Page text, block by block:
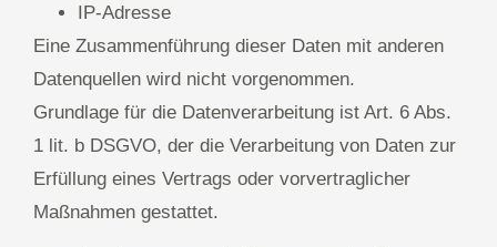
IP-Adresse
Eine Zusammenführung dieser Daten mit anderen
Datenquellen wird nicht vorgenommen.
Grundlage für die Datenverarbeitung ist Art. 6 Abs.
1 lit. b DSGVO, der die Verarbeitung von Daten zur
Erfüllung eines Vertrags oder vorvertraglicher
Maßnahmen gestattet.